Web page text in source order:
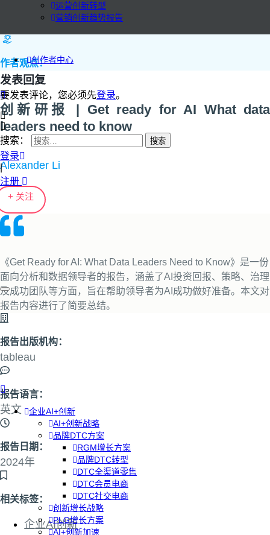
运营创新转型
营销创新趋势报告
创作者中心
搜索：
登录
|
注册
企业AI+创新
AI+创新战略
品牌DTC方案
RGM增长方案
品牌DTC转型
DTC全渠道零售
DTC会员电商
DTC社交电商
创新增长战略
PLG增长方案
AI+创新加速
作者观点：
发表回复
要发表评论，您必须先登录。
创新研报 | Get ready for AI What data
leaders need to know
Alexander Li
+ 关注
《Get Ready for AI: What Data Leaders Need to Know》是一份
面向分析和数据领导者的报告，涵盖了AI投资回报、策略、治理
及成功团队等方面，旨在帮助领导者为AI成功做好准备。本文对
报告内容进行了简要总结。
报告出版机构：
tableau
报告语言：
英文
报告日期：
2024年
相关标签：
企业AI创新